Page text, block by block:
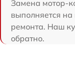
Замена мотор-
выполняется на
ремонта. Наш
обратно.